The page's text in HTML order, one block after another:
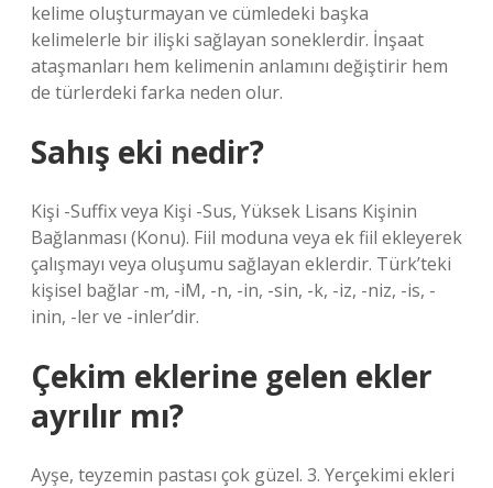
kelime oluşturmayan ve cümledeki başka
kelimelerle bir ilişki sağlayan soneklerdir. İnşaat
ataşmanları hem kelimenin anlamını değiştirir hem
de türlerdeki farka neden olur.
Sahış eki nedir?
Kişi -Suffix veya Kişi -Sus, Yüksek Lisans Kişinin
Bağlanması (Konu). Fiil moduna veya ek fiil ekleyerek
çalışmayı veya oluşumu sağlayan eklerdir. Türk’teki
kişisel bağlar -m, -iM, -n, -in, -sin, -k, -iz, -niz, -is, -
inin, -ler ve -inler’dir.
Çekim eklerine gelen ekler
ayrılır mı?
Ayşe, teyzemin pastası çok güzel. 3. Yerçekimi ekleri